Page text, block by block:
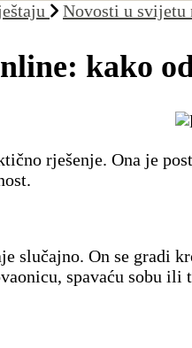
Novosti u svijetu
kako
rješenje. Ona je
slučajno. On se
spavaću sobu